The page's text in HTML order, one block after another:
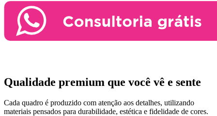
Qualidade premium que você vê e sente
Cada quadro é produzido com atenção aos detalhes, utilizando
materiais pensados para durabilidade, estética e fidelidade de cores.